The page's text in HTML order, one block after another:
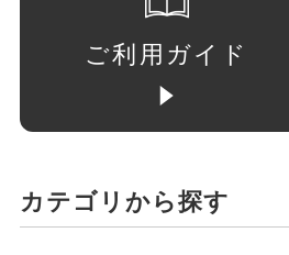
ご利用ガイド
カテゴリから探す